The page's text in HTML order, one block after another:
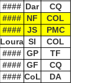
#### Dar
CQ
#### NF
COL
#### JS
PMC
Loura SI
COL
#### GP
TF
#### GF
CQ
#### CoL
DA